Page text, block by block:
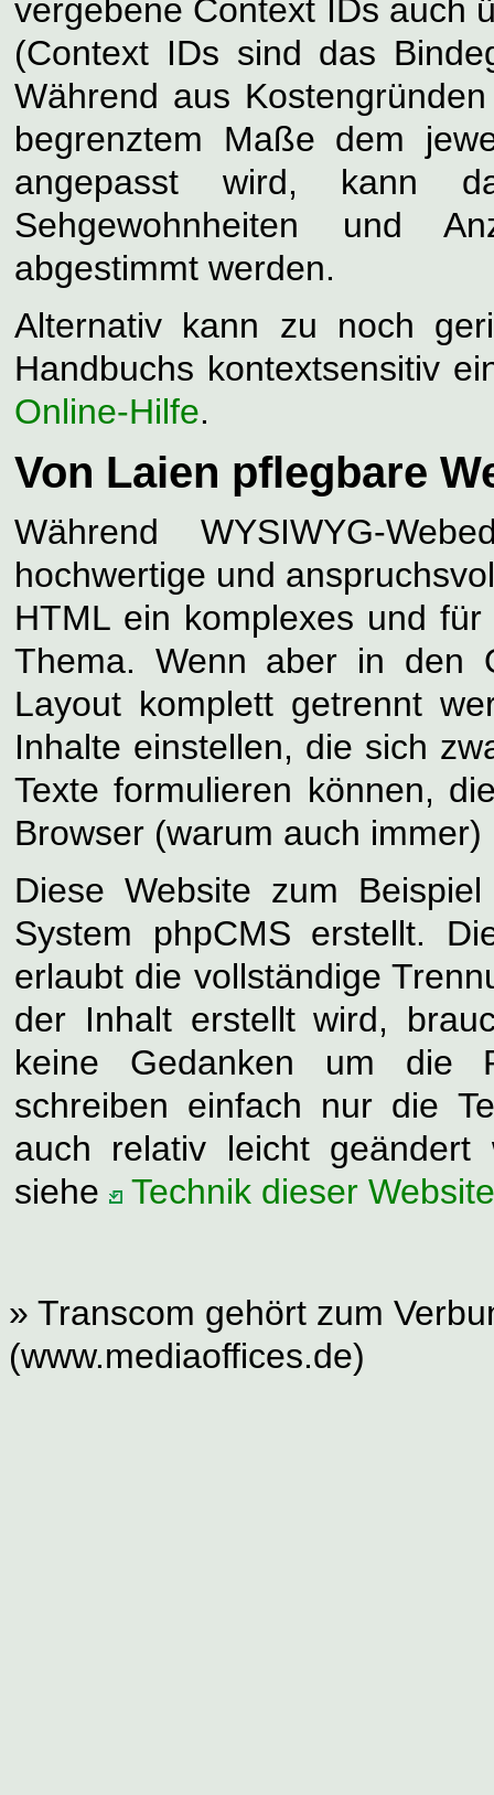
vergebene Context IDs auch
(Context IDs sind das
Während aus
begrenztem Maße dem
angepasst wird, kann
Sehgewohnheiten und
abgestimmt werden.
Alternativ kann zu noch
Handbuchs kontextsensitiv
Online-Hilfe.
Von Laien pflegbare
Während WYSIWYG-
hochwertige und
HTML ein komplexes und
Thema. Wenn aber in den
Layout komplett getrennt
Inhalte einstellen, die sich
Texte formulieren können,
Browser (warum auch
Diese Website zum
System phpCMS erstellt.
erlaubt die vollständige
der Inhalt erstellt wird,
keine Gedanken um die
schreiben einfach nur die
auch relativ leicht geändert
siehe
Technik dieser Website
» Transcom gehört zum
(www.mediaoffices.de)